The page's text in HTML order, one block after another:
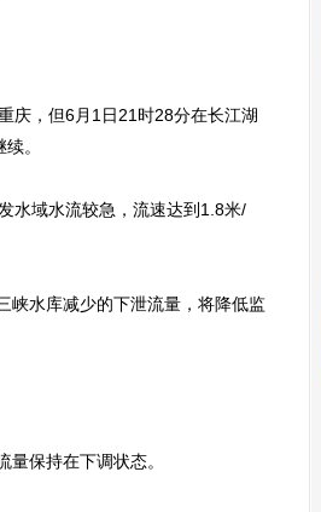
，但6月1日21时28分在长江湖
。
域水流较急，流速达到1.8米/
水库减少的下泄流量，将降低监
保持在下调状态。